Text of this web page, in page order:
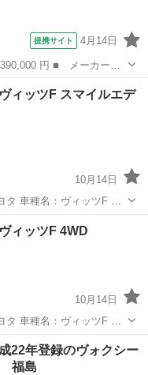
提携サイト 4月14日
ード名： Ｆ スマイ
ＴＣ 前後ドラレコ ス
ィッツF スマイルエデ
10月14日
ィッツF 4WD
10月14日
22年登録のヴォクシー